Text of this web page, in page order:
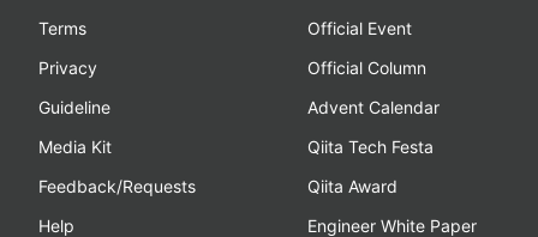
Terms
Privacy
Guideline
Media Kit
Feedback/Requests
Help
Official Event
Official Column
Advent Calendar
Qiita Tech Festa
Qiita Award
Engineer White Paper